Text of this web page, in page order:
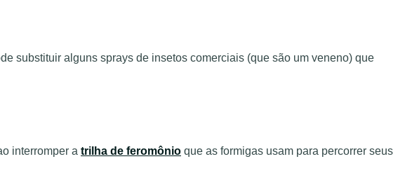
substituir alguns sprays de insetos comerciais (que são um veneno) que
interromper a trilha de feromônio que as formigas usam para percorrer seus